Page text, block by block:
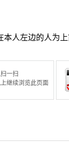
本人左边的人为
一扫
继续浏览此页面